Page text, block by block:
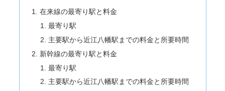
在来線の最寄り駅と料金
最寄り駅
主要駅から近江八幡駅までの料金と所要時間
新幹線の最寄り駅と料金
最寄り駅
主要駅から近江八幡駅までの料金と所要時間